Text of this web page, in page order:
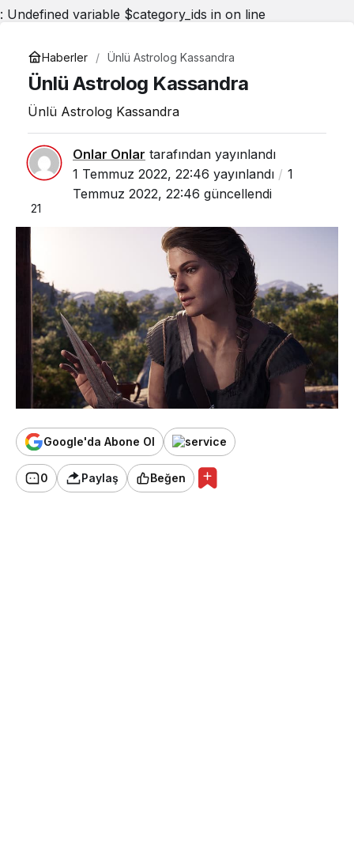
: Undefined variable $category_ids in on line
Haberler Ünlü Astrolog Kassandra
Ünlü Astrolog Kassandra
Ünlü Astrolog Kassandra
Onlar Onlar tarafından yayınlandı
1 Temmuz 2022, 22:46 yayınlandı
1
Temmuz 2022, 22:46 güncellendi
21
Google'da Abone Ol
0 Paylaş Beğen